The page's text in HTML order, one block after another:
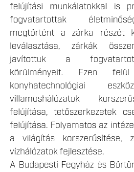
felújítási munkálatokkal is
fogvatartottak
megtörtént a zárka részét
leválasztása, zárkák
javítottuk a
körülményeit. Ezen
konyhatechnológiai
villamoshálózatok
felújítása, tetőszerkezetek
felújítása. Folyamatos az
a világítás korszerűsítése,
vízhálózatok fejlesztése.
A Budapesti Fegyház és